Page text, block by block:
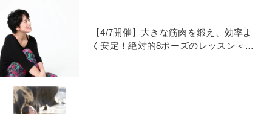
【4/7開催】大きな筋肉を鍛え、効率よ
く安定！絶対的8ポーズのレッスン＜鈴